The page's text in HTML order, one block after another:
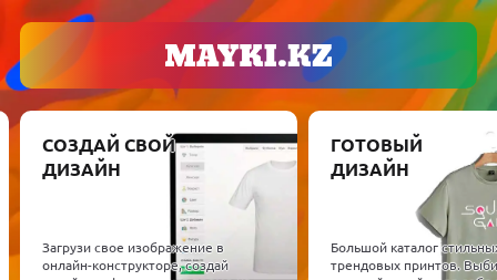
СОЗДАЙ СВОЙ
ДИЗАЙН
Загрузи свое изображение в
онлайн-конструкторе, создай
ГОТОВЫЙ
ДИЗАЙН
Большой каталог
трендовых принтов.